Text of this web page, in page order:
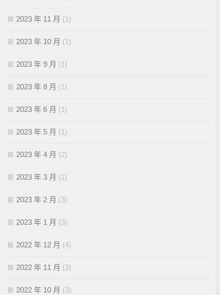
2023 年 11 月 (1)
2023 年 10 月 (1)
2023 年 9 月 (1)
2023 年 8 月 (1)
2023 年 6 月 (1)
2023 年 5 月 (1)
2023 年 4 月 (2)
2023 年 3 月 (1)
2023 年 2 月 (3)
2023 年 1 月 (3)
2022 年 12 月 (4)
2022 年 11 月 (3)
2022 年 10 月 (3)